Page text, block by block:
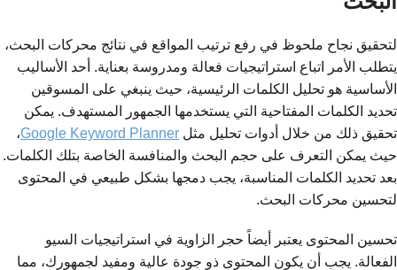
لتحقيق نجاح ملحوظ في رفع ترتيب المواقع في نتائج محركات البحث،
يتطلب الأمر اتباع استراتيجيات فعالة ومدروسة بعناية. أحد الأساليب
الأساسية هو تحليل الكلمات الرئيسية، حيث ينبغي على المسوقين
تحديد الكلمات المفتاحية التي يستخدمها الجمهور المستهدف. يمكن
تحقيق ذلك من خلال أدوات تحليل مثل Google Keyword Planner،
حيث يمكن التعرف على حجم البحث والمنافسة الخاصة بتلك الكلمات.
بعد تحديد الكلمات المناسبة، يجب دمجها بشكل طبيعي في المحتوى
لتحسين محركات البحث.
تحسين المحتوى يعتبر أيضاً حجر الزاوية في استراتيجيات السيو
الفعالة. يجب أن يكون المحتوى ذو جودة عالية ومفيد لجمهورك، مما